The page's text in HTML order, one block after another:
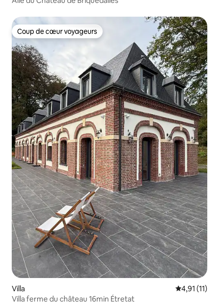
Coup de cœur voyageurs
Coup de cœur voyageurs
Villa Évaluation
4,91 (11)
Villa ferme du château 16min Étretat